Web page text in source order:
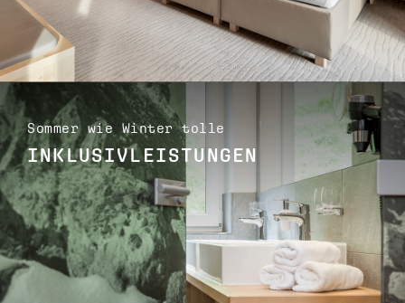
Sommer wie Winter tolle
INKLUSIVLEISTUNGEN